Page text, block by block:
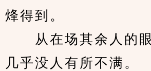
烽得到。
从在场其余人的眼
几乎没人有所不满。